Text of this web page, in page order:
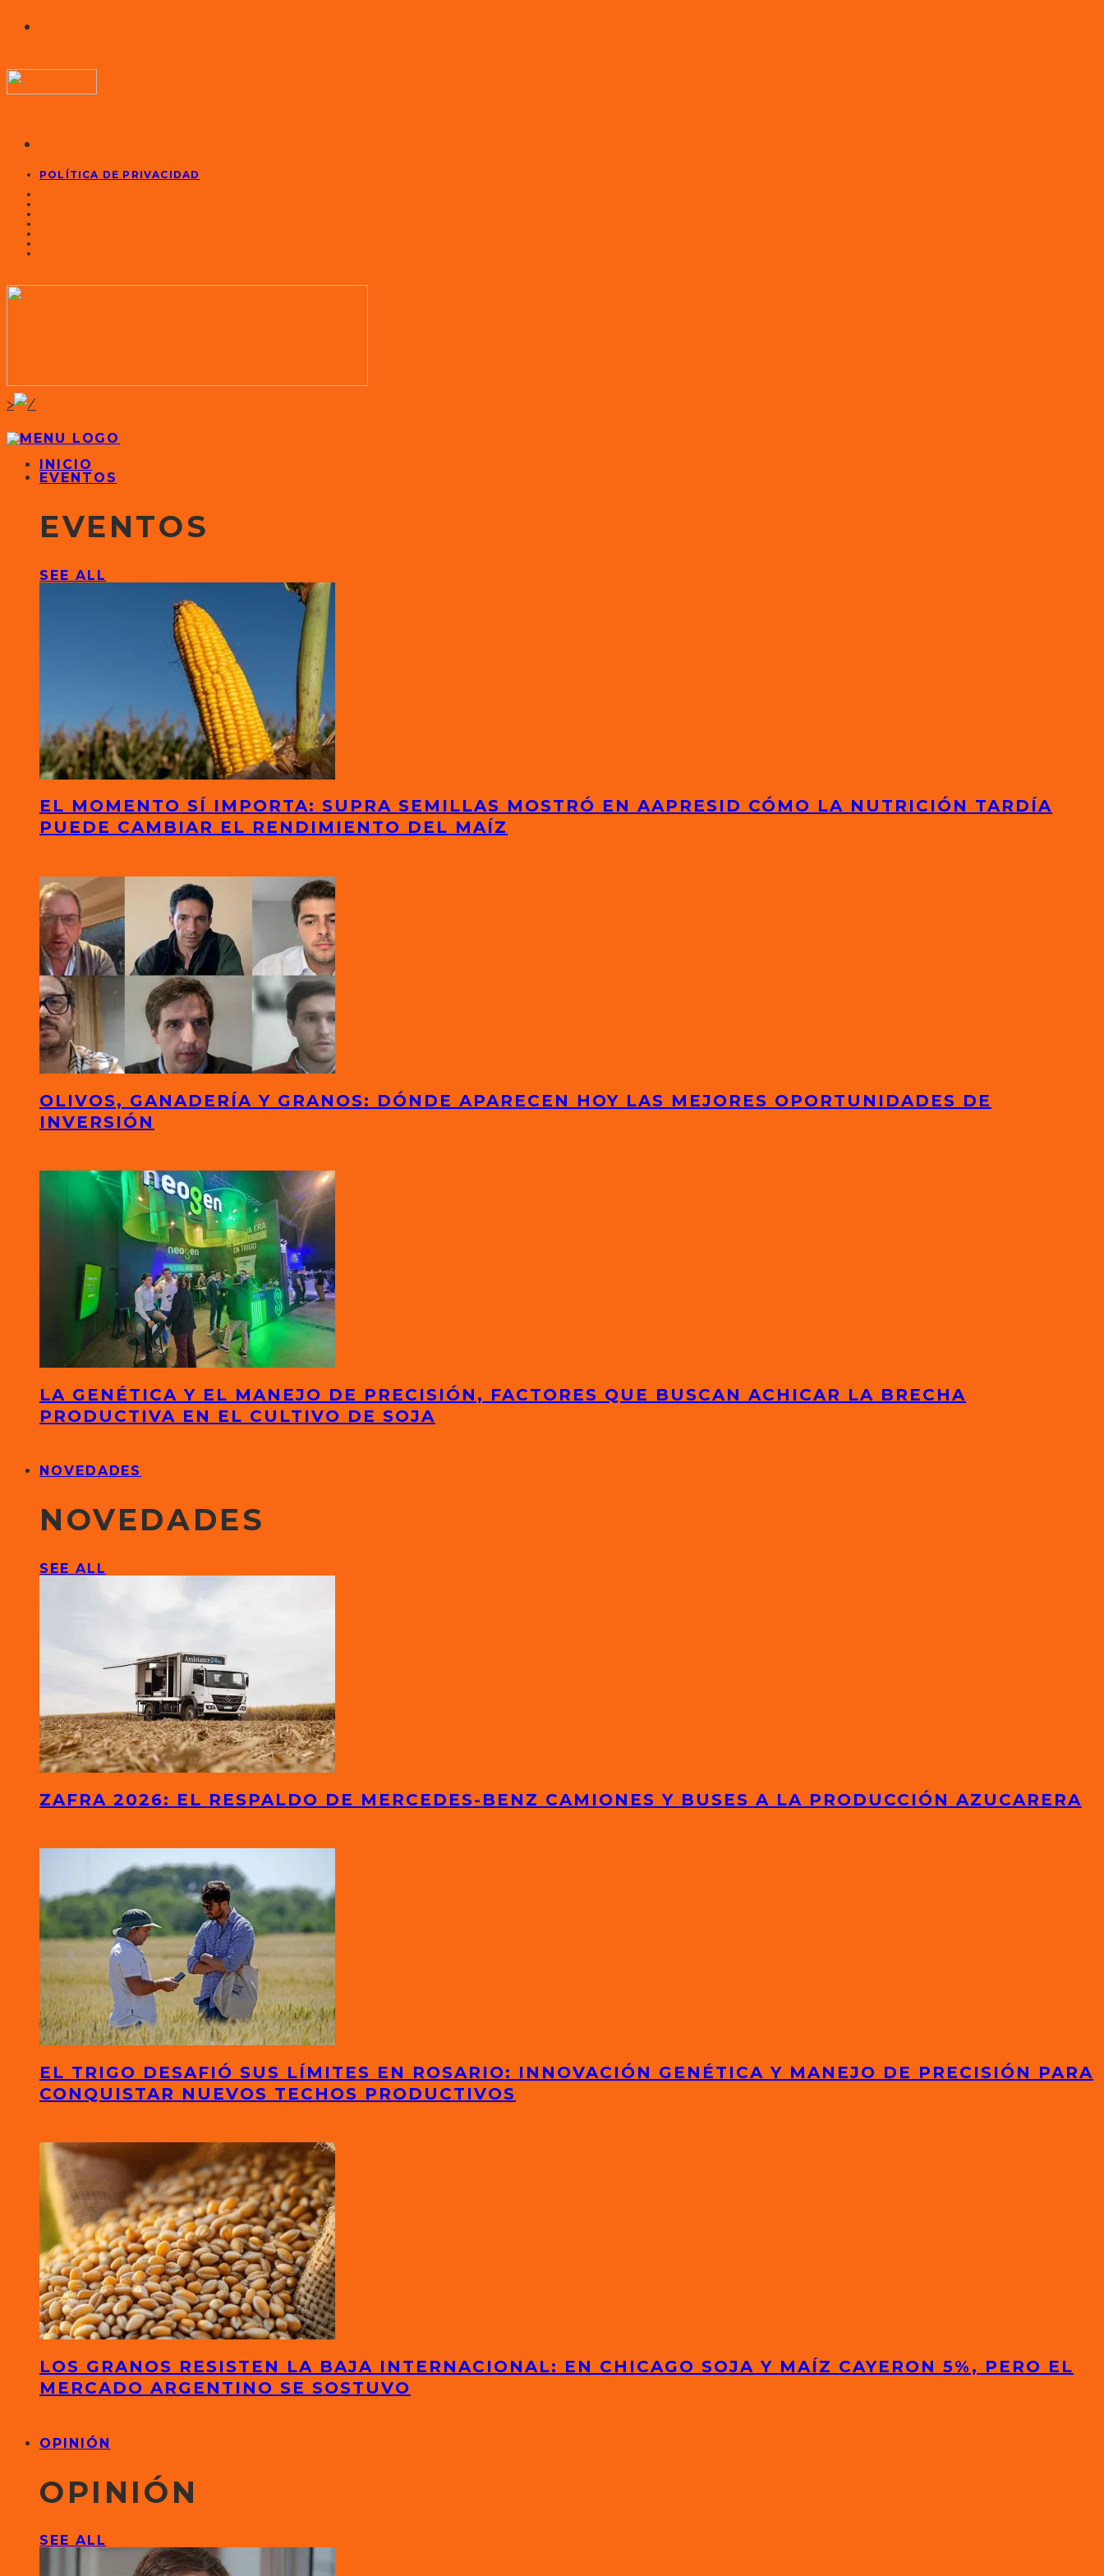
POLÍTICA DE PRIVACIDAD
>
INICIO
EVENTOS
EVENTOS
SEE ALL
EL MOMENTO SÍ IMPORTA: SUPRA SEMILLAS MOSTRÓ EN AAPRESID CÓMO LA NUTRICIÓN TARDÍA
PUEDE CAMBIAR EL RENDIMIENTO DEL MAÍZ
OLIVOS, GANADERÍA Y GRANOS: DÓNDE APARECEN HOY LAS MEJORES OPORTUNIDADES DE
INVERSIÓN
LA GENÉTICA Y EL MANEJO DE PRECISIÓN, FACTORES QUE BUSCAN ACHICAR LA BRECHA
PRODUCTIVA EN EL CULTIVO DE SOJA
NOVEDADES
NOVEDADES
SEE ALL
ZAFRA 2026: EL RESPALDO DE MERCEDES-BENZ CAMIONES Y BUSES A LA PRODUCCIÓN AZUCARERA
EL TRIGO DESAFIÓ SUS LÍMITES EN ROSARIO: INNOVACIÓN GENÉTICA Y MANEJO DE PRECISIÓN PARA
CONQUISTAR NUEVOS TECHOS PRODUCTIVOS
LOS GRANOS RESISTEN LA BAJA INTERNACIONAL: EN CHICAGO SOJA Y MAÍZ CAYERON 5%, PERO EL
MERCADO ARGENTINO SE SOSTUVO
OPINIÓN
OPINIÓN
SEE ALL